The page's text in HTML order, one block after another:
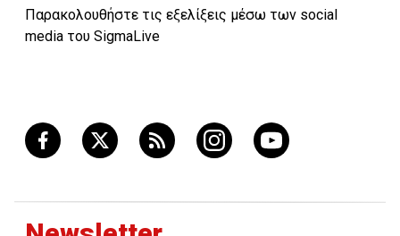
Παρακολουθήστε τις εξελίξεις μέσω των social
media του SigmaLive